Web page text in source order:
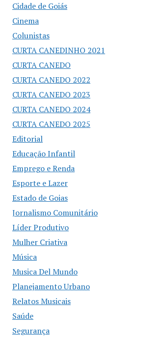
Cidade de Goiás
Cinema
Colunistas
CURTA CANEDINHO 2021
CURTA CANEDO
CURTA CANEDO 2022
CURTA CANEDO 2023
CURTA CANEDO 2024
CURTA CANEDO 2025
Editorial
Educação Infantil
Emprego e Renda
Esporte e Lazer
Estado de Goias
Jornalismo Comunitário
Líder Produtivo
Mulher Criativa
Música
Musica Del Mundo
Planejamento Urbano
Relatos Musicais
Saúde
Segurança